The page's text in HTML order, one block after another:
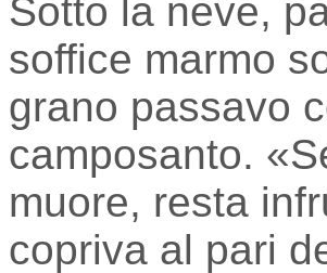
Sotto la neve,
soffice marmo
grano passavo
camposanto.
muore, resta
copriva al pari